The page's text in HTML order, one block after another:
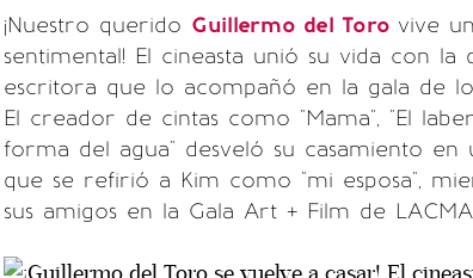
¡Nuestro querido Guillermo del Toro vive
sentimental! El cineasta unió su vida con la
escritora que lo acompañó en la gala de
El creador de cintas como "Mama", "El
forma del agua" desveló su casamiento en
que se refirió a Kim como "mi esposa",
sus amigos en la Gala Art + Film de